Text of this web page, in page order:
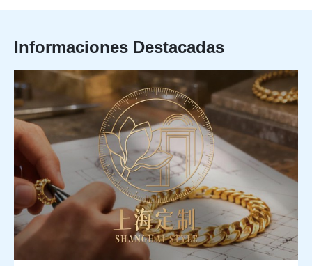
Informaciones Destacadas